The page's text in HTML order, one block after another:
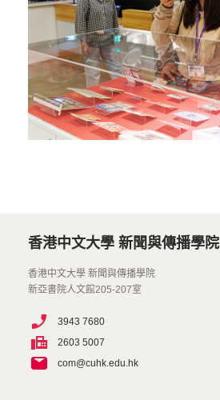
香港中文大學 新聞與傳播學院
香港中文大學 新聞與傳播學院
新亞書院人文館205-207室
3943 7680
2603 5007
com@cuhk.edu.hk